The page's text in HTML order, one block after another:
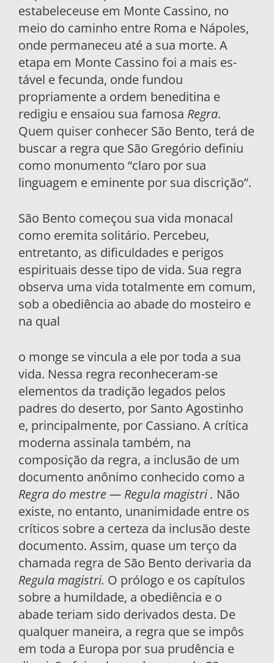
estabeleceu­se em Monte Cassino, no
meio do caminho entre Roma e Nápoles,
onde permaneceu até a sua morte. A
etapa em Monte Cassino foi a mais es­
tável e fecunda, onde fundou
propriamente a or­dem beneditina e
redigiu e ensaiou sua famosa Regra.
Quem quiser conhecer São Bento, terá de
buscar a regra que São Gregório definiu
como monumento “claro por sua
linguagem e eminen­te por sua discrição”.
São Bento começou sua vida monacal
como eremita solitário. Percebeu,
entretanto, as dificul­dades e perigos
espirituais desse tipo de vida. Sua regra
observa uma vida totalmente em comum,
sob a obediência ao abade do mosteiro e
na qual
o monge se vincula a ele por toda a sua
vida. Nessa regra reconheceram-se
elementos da tradição le­gados pelos
padres do deserto, por Santo Agosti­nho
e, principalmente, por Cassiano. A crítica
moderna assinala também, na
composição da re­gra, a inclusão de um
documento anônimo co­nhecido como a
Regra do mestre — Regula magistri . Não
existe, no entanto, unanimidade entre os
críticos sobre a certeza da inclusão deste
documento. Assim, quase um terço da
chamada regra de São Bento derivaria da
Regula magistri. O prólogo e os capítulos
sobre a humildade, a obediência e o
abade teriam sido derivados desta. De
qualquer maneira, a regra que se impôs
em toda a Europa por sua prudência e